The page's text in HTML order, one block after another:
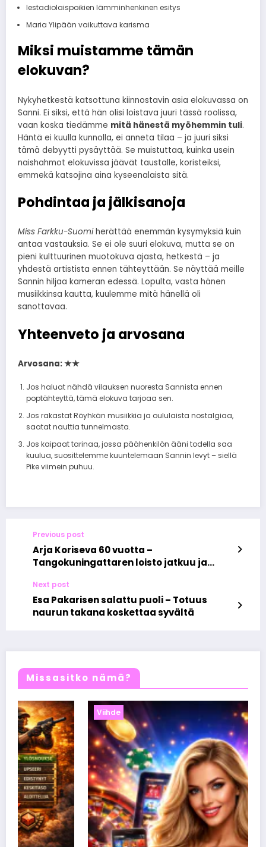
lestadiolaispoikien lämminhenkinen esitys
Maria Ylipään vaikuttava karisma
Miksi muistamme tämän
elokuvan?
Nykyhetkestä katsottuna kiinnostavin asia elokuvassa on
Sanni. Ei siksi, että hän olisi loistava juuri tässä roolissa,
vaan koska tiedämme mitä hänestä myöhemmin tuli.
Häntä ei kuulla kunnolla, ei anneta tilaa – ja juuri siksi
tämä debyytti pysäyttää. Se muistuttaa, kuinka usein
naishahmot elokuvissa jäävät taustalle, koristeiksi,
emmekä katsojina aina kyseenalaista sitä.
Pohdintaa ja jälkisanoja
Miss Farkku-Suomiherättää enemmän kysymyksiä kuin
antaa vastauksia. Se ei ole suuri elokuva, mutta se on
pieni kulttuurinen muotokuva ajasta, hetkestä – ja
yhdestä artistista ennen tähteyttään. Se näyttää meille
Sannin hiljaa kameran edessä. Lopulta, vasta hänen
musiikkinsa kautta, kuulemme mitä hänellä oli
sanottavaa.
Yhteenveto ja arvosana
Arvosana: ★★
Jos haluat nähdä vilauksen nuoresta Sannista ennen
poptähteyttä, tämä elokuva tarjoaa sen.
Jos rakastat Röyhkän musiikkia ja oululaista nostalgiaa,
saatat nauttia tunnelmasta.
Jos kaipaat tarinaa, jossa päähenkilön ääni todella saa
kuulua, suosittelemme kuuntelemaan Sannin levyt – siellä
Pike viimein puhuu.
Previous post
Arja Koriseva 60 vuotta –
Tangokuningattaren loisto jatkuu ja
Next post
Esa Pakarisen salattu puoli – Totuus
naurun takana koskettaa syvältä
Missasitko nämä?
Viihde